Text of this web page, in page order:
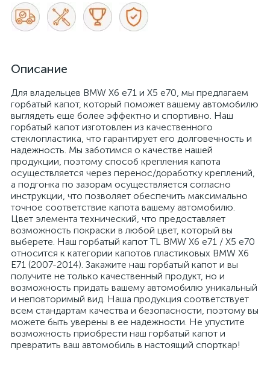
Описание
Для владельцев BMW X6 e71 и X5 e70, мы предлагаем
горбатый капот, который поможет вашему автомобилю
выглядеть еще более эффектно и спортивно. Наш
горбатый капот изготовлен из качественного
стеклопластика, что гарантирует его долговечность и
надежность. Мы заботимся о качестве нашей
продукции, поэтому способ крепления капота
осуществляется через перенос/доработку креплений,
а подгонка по зазорам осуществляется согласно
инструкции, что позволяет обеспечить максимально
точное соответствие капота вашему автомобилю.
Цвет элемента технический, что предоставляет
возможность покраски в любой цвет, который вы
выберете. Наш горбатый капот TL BMW X6 e71 / X5 e70
относится к категории капотов пластиковых BMW X6
E71 (2007-2014). Закажите наш горбатый капот и вы
получите не только качественный продукт, но и
возможность придать вашему автомобилю уникальный
и неповторимый вид. Наша продукция соответствует
всем стандартам качества и безопасности, поэтому вы
можете быть уверены в ее надежности. Не упустите
возможность приобрести наш горбатый капот и
превратить ваш автомобиль в настоящий спорткар!